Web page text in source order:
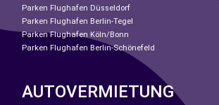
Parken Flughafen Düsseldorf
Parken Flughafen Berlin-Tegel
Parken Flughafen Köln/Bonn
Parken Flughafen Berlin-Schönefeld
AUTOVERMIETUNG